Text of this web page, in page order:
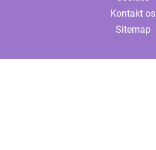
Kontakt os
Sitemap